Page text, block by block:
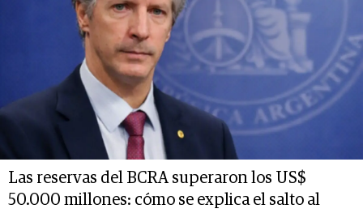
Las reservas del BCRA superaron los US$
50.000 millones: cómo se explica el salto al